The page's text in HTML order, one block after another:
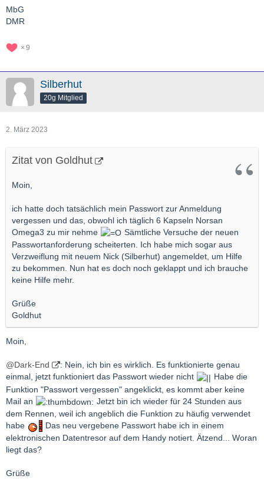
MbG
DMR
9
Silberhut
20g Mitglied
2. März 2023
Zitat von Goldhut
Moin,
ich hatte doch tatsächlich mein Passwort zur Anmeldung
vergessen und das, obwohl ich täglich 6 Kapseln Norsan
Omega3 zu mir nehme
Sämtliche Versuche der neuen
Passwortanforderung scheiterten. Ich habe mich sogar aus
Verzweiflung mit neuem Nick (Silberhut) angemeldet, um Hilfe
zu bekommen. Nun hat es doch noch geklappt und ich brauche
keine Hilfe mehr.
Grüße
Goldhut
Moin,
@Dark-End
: Nein, ich bin es wirklich. Es funktionierte genau
einmal, jetzt funktioniert das Passwort wieder nicht
Habe die
Funktion "Passwort vergessen" angeklickt, es kommt aber keine
Mail an
Jetzt bin ich wieder für 24 Stunden aus
dem Rennen, weil ich angeblich die Funktion zu häufig verwendet
habe
Das neu vergebene Passwort habe ich in einem
elektronischen Datentresor auf dem Handy notiert. Ätzend... Woran
liegt das?
Grüße